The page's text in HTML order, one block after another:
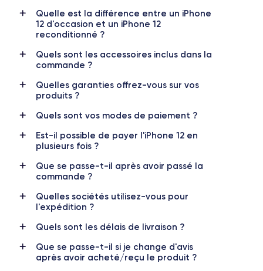
146.7×71.5×7.4 mm 162 g
4 GO 64,128,256 GO
Nom de la puce Nombre de cœurs
Nom GPU
12 MP 12 MP
Résolution vidéo Recharge rapide
Batterie Dual SIM
Quelle est la différence entre un iPhone
12 d'occasion et un iPhone 12
reconditionné ?
Quels sont les accessoires inclus dans la
commande ?
Quelles garanties offrez-vous sur vos
produits ?
Quels sont vos modes de paiement ?
Est-il possible de payer l'iPhone 12 en
plusieurs fois ?
Que se passe-t-il après avoir passé la
commande ?
Quelles sociétés utilisez-vous pour
l'expédition ?
Quels sont les délais de livraison ?
Que se passe-t-il si je change d'avis
après avoir acheté/reçu le produit ?